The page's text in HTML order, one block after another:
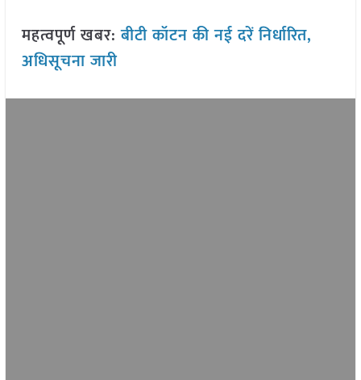
महत्वपूर्ण खबर:बीटी कॉटन की नई दरें निर्धारित,
अधिसूचना जारी